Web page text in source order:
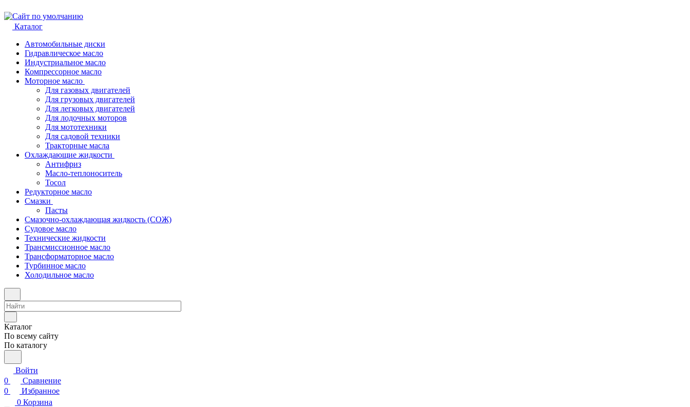
Каталог
Автомобильные диски
Гидравлическое масло
Индустриальное масло
Компрессорное масло
Моторное масло
Для газовых двигателей
Для грузовых двигателей
Для легковых двигателей
Для лодочных моторов
Для мототехники
Для садовой техники
Тракторные масла
Охлаждающие жидкости
Антифриз
Масло-теплоноситель
Тосол
Редукторное масло
Смазки
Пасты
Смазочно-охлаждающая жидкость (СОЖ)
Судовое масло
Технические жидкости
Трансмиссионное масло
Трансформаторное масло
Турбинное масло
Холодильное масло
Каталог
По всему сайту
По каталогу
Войти
0
Сравнение
0
Избранное
0 Корзина